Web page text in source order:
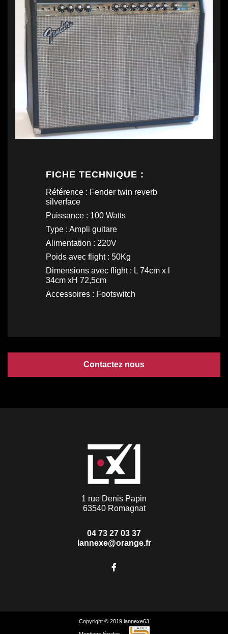
FICHE TECHNIQUE :
Référence : Fender twin reverb
silverface
Puissance : 100 Watts
Type : Ampli guitare
Alimentation : 220V
Poids avec flight : 50Kg
Dimensions avec flight : L 74cm x l
34cm xH 72,5cm
Accessoires : Footswitch
Contactez nous
1 rue Denis Papin
63540 Romagnat
04 73 27 03 37
lannexe@orange.fr
Copyright © 2019 lannexe63